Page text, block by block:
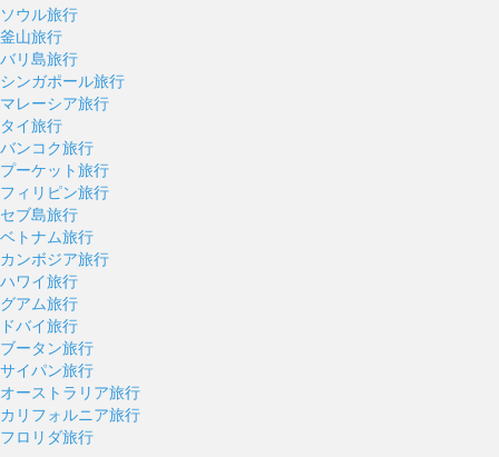
ソウル旅行
釜山旅行
バリ島旅行
シンガポール旅行
マレーシア旅行
タイ旅行
バンコク旅行
プーケット旅行
フィリピン旅行
セブ島旅行
ベトナム旅行
カンボジア旅行
ハワイ旅行
グアム旅行
ドバイ旅行
ブータン旅行
サイパン旅行
オーストラリア旅行
カリフォルニア旅行
フロリダ旅行